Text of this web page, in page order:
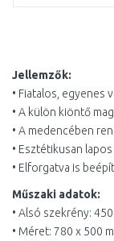
Jellemzők:
• Fiatalos, egyenes
• A külön kiöntő
• A medencében
• Esztétikusan
• Elforgatva is
Műszaki adatok:
• Alsó szekrény:
• Méret: 780 x 500